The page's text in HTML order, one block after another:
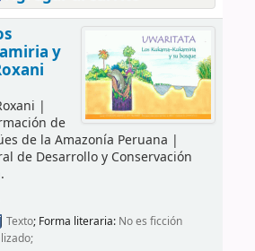
y
|
de
de la Amazonía Peruana |
de Desarrollo y Conservación
Texto; Forma literaria: No es ficción